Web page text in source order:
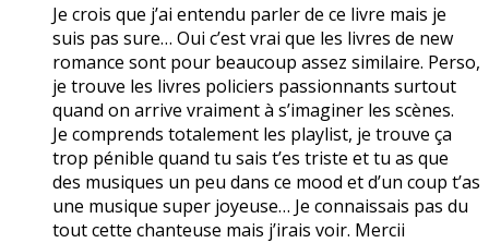
Je crois que j’ai entendu parler de ce livre mais je
suis pas sure… Oui c’est vrai que les livres de new
romance sont pour beaucoup assez similaire. Perso,
je trouve les livres policiers passionnants surtout
quand on arrive vraiment à s’imaginer les scènes.
Je comprends totalement les playlist, je trouve ça
trop pénible quand tu sais t’es triste et tu as que
des musiques un peu dans ce mood et d’un coup t’as
une musique super joyeuse… Je connaissais pas du
tout cette chanteuse mais j’irais voir. Mercii